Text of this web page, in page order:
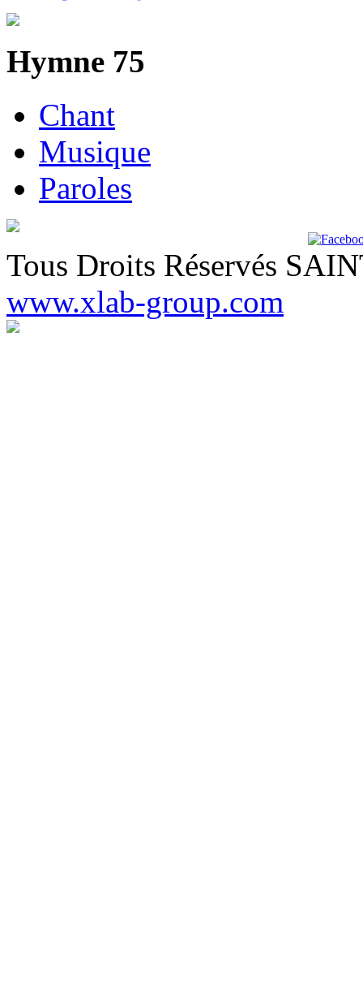
Hymne 75
Chant
Musique
Paroles
Tous Droits Réservés
www.xlab-group.com